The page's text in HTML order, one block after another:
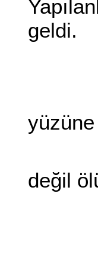
geldi.
-
-
değil
-